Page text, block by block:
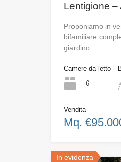
Lentigione –
Proponiamo in
bifamiliare
giardino…
Camere da letto
6
Vendita
Mq.
In evidenza